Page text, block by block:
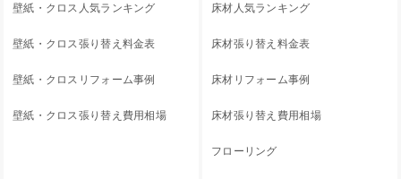
壁紙・クロス人気ランキング
壁紙・クロス張り替え料金表
壁紙・クロスリフォーム事例
壁紙・クロス張り替え費用相場
床材人気ランキング
床材張り替え料金表
床材リフォーム事例
床材張り替え費用相場
フローリング